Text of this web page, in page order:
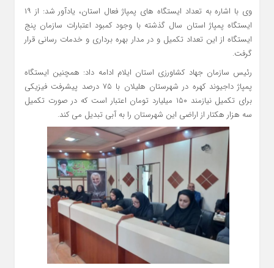
وی با اشاره به تعداد ایستگاه های پمپاژ فعال استان، یادآور شد: از ۱۹
ایستگاه پمپاژ استان سال گذشته با وجود کمبود اعتبارات سازمان پنج
ایستگاه از این تعداد تکمیل و در مدار بهره برداری و خدمات رسانی قرار
گرفت.
رئیس سازمان جهاد کشاورزی استان ایلام ادامه داد: همچنین ایستگاه
پمپاژ داجیوند کهره در شهرستان هلیلان با ۷۵ درصد پیشرفت فیزیکی
برای تکمیل نیازمند ۱۵۰ میلیارد تومان اعتبار است که در صورت تکمیل
سه هزار هکتار از اراضی این شهرستان را به آبی تبدیل می کند.